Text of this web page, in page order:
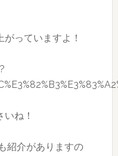
っていますよ！
ね！
紹介がありますの